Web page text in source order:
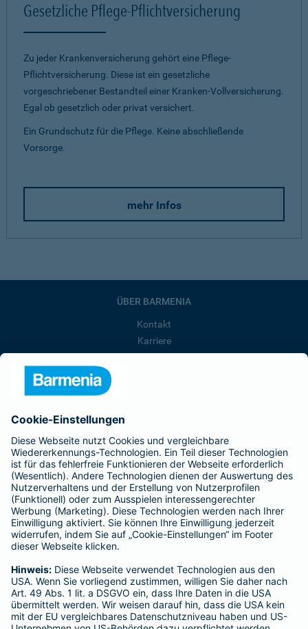
Gesetzliche Pflege-Pflichtversicherung
Zu jeder Krankenversicherung gehört eine Pflege-
Pflichtversicherung. Diese ist ein gesetzliche
vorgeschriebener Bestandteil einer Kranken-Vollversicherung.
Egal ob gesetzlich oder privat versichert.
Ein Grundschutz für die Pflege. Keine abschließende
Vorsorge.
mehr Infos
ÜBER BARMENIA
Kontakt
Karriere
Barmenia ist Teil der BarmeniaGothaer
BELIEBTE SEITEN
Kranken-Zusatzversicherung
Tierversicherungen
Haftpflichtversicherung
Hausratversicherung
Adresse ändern
Schaden melden
Kilometerstandsmeldung